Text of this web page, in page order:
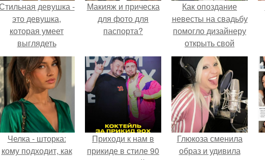
девушка -
это девушка,
которая умеет
выглядеть
привлекательно и
элегантно в любои
ситуации.
Макияж и прическа
для фото для
паспорта?
Как опоздание
невесты на свадьбу
помогло дизайнеру
открыть свой
бренд.
Челка - шторка:
кому подходит, как
Приходи к нам в
прикиде в стиле 90
Глюкоза сменила
образ и удивила